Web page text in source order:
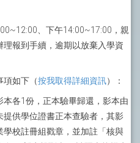
、下午14:00~17:00，親
報到手續，逾期以放棄入學資
項如下（按我取得詳細資訊）：
各1份，正本驗畢歸還，影本由
供學位證書正本查驗者，其影
校註冊組戳章，並加註「核與